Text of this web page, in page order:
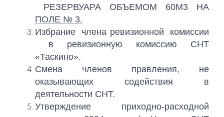
РЕЗЕРВУАРА ОБЪЕМОМ 60М3 НА
ПОЛE № 3.
Избрание члена ревизионной комиссии
в ревизионную комиссию СНТ
«Таскино».
Смена членов правления, не
оказывающих содействия в
деятельности СНТ.
Утверждение приходно-расходной